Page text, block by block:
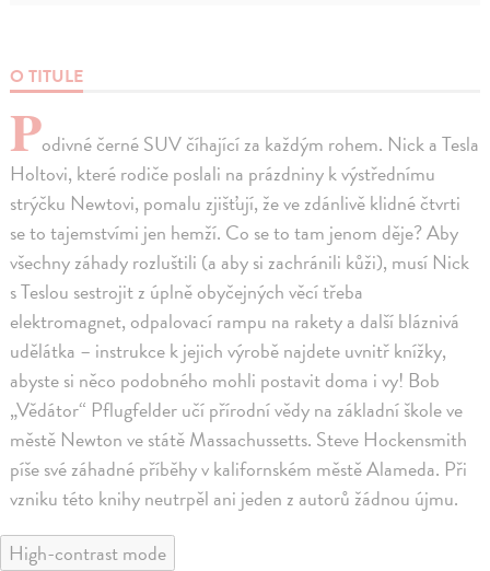
O TITULE
Podivné černé SUV číhající za každým rohem. Nick a Tesla
Holtovi, které rodiče poslali na prázdniny k výstřednímu
strýčku Newtovi, pomalu zjišťují, že ve zdánlivě klidné čtvrti
se to tajemstvími jen hemží. Co se to tam jenom děje? Aby
všechny záhady rozluštili (a aby si zachránili kůži), musí Nick
s Teslou sestrojit z úplně obyčejných věcí třeba
elektromagnet, odpalovací rampu na rakety a další bláznivá
udělátka – instrukce k jejich výrobě najdete uvnitř knížky,
abyste si něco podobného mohli postavit doma i vy! Bob
„Vědátor“ Pflugfelder učí přírodní vědy na základní škole ve
městě Newton ve státě Massachussetts. Steve Hockensmith
píše své záhadné příběhy v kalifornském městě Alameda. Při
vzniku této knihy neutrpěl ani jeden z autorů žádnou újmu.
High-contrast mode